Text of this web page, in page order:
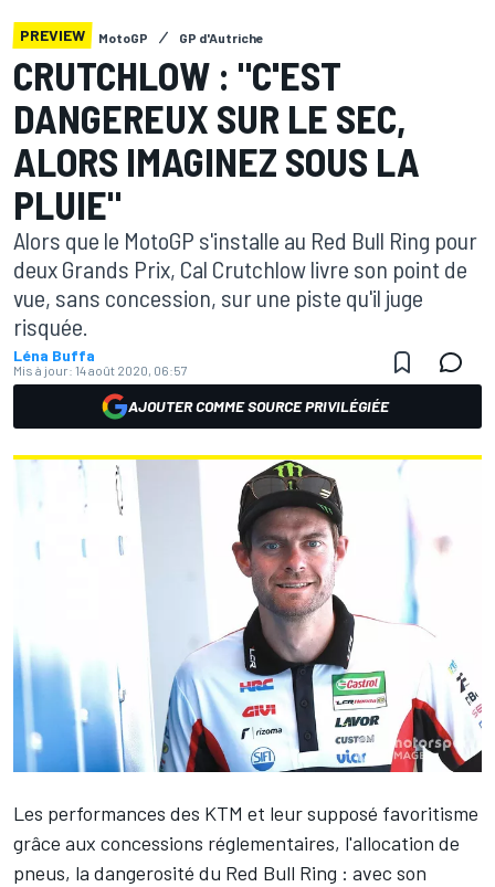
PREVIEW MotoGP GP d'Autriche
CRUTCHLOW : "C'EST
DANGEREUX SUR LE SEC,
ALORS IMAGINEZ SOUS LA
PLUIE"
Alors que le MotoGP s'installe au Red Bull Ring pour
deux Grands Prix, Cal Crutchlow livre son point de
vue, sans concession, sur une piste qu'il juge
risquée.
Léna Buffa
Mis à jour: 14 août 2020, 06:57
AJOUTER COMME SOURCE PRIVILÉGIÉE
Les performances des KTM et leur supposé favoritisme
grâce aux concessions réglementaires, l'allocation de
pneus, la dangerosité du Red Bull Ring : avec son